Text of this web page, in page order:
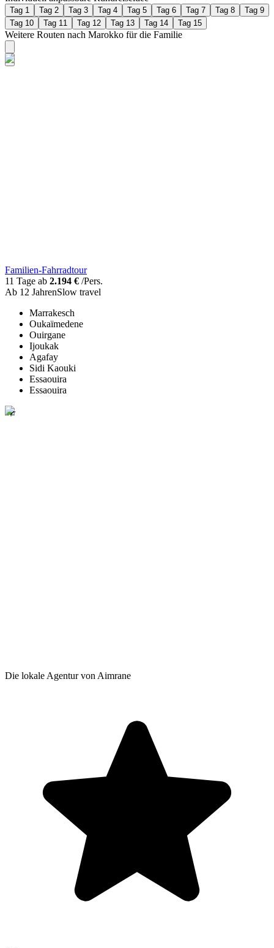
Tag 1 Tag 2 Tag 3 Tag 4 Tag 5 Tag 6 Tag 7 Tag 8
Tag 9
Tag 10
Tag 11 Tag 12 Tag 13 Tag 14 Tag 15
Weitere Routen nach Marokko für die Familie
Familien-Fahrradtour
11 Tage ab 2.194 € /Pers.
Ab 12 JahrenSlow travel
Marrakesch
Oukaïmedene
Ouirgane
Ijoukak
Agafay
Sidi Kaouki
Essaouira
Essaouira
Die lokale Agentur von Aimrane